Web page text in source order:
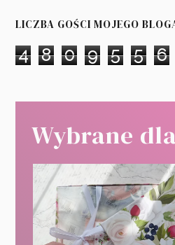
LICZBA GOŚCI MOJEGO
4 8 0 9 5 5 6
Wybrane